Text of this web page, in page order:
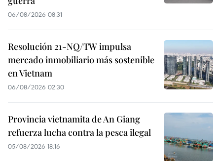
06/08/2026 08:31
Resolución 21-NQ/TW impulsa
mercado inmobiliario más sostenible
en Vietnam
06/08/2026 02:30
Provincia vietnamita de An Giang
refuerza lucha contra la pesca ilegal
05/08/2026 18:16